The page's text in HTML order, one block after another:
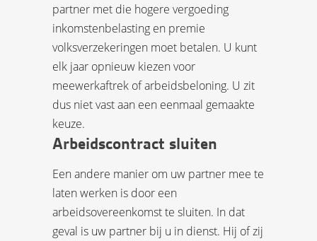
partner met die hogere vergoeding
inkomstenbelasting en premie
volksverzekeringen moet betalen. U kunt
elk jaar opnieuw kiezen voor
meewerkaftrek of arbeidsbeloning. U zit
dus niet vast aan een eenmaal gemaakte
keuze.
Arbeidscontract sluiten
Een andere manier om uw partner mee te
laten werken is door een
arbeidsovereenkomst te sluiten. In dat
geval is uw partner bij u in dienst. Hij of zij